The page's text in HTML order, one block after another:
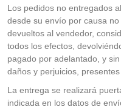
Los pedidos no entregados
desde su envío por causa
devueltos al vendedor,
todos los efectos,
pagado por adelantado, y
daños y perjuicios,
La entrega se realizará
indicada en los datos de